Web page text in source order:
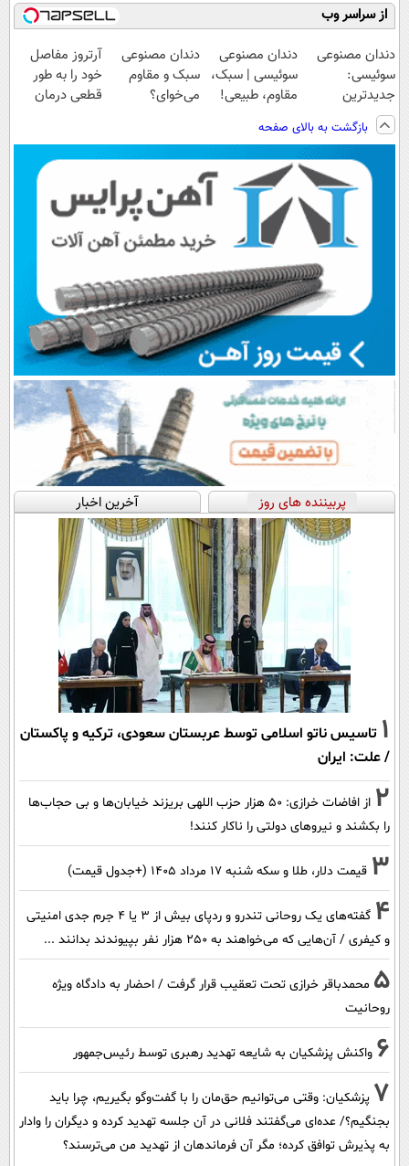
از سراسر وب
دندان مصنوعی
سوئیسی:
جدیدترین
فناوری اروپا،
سبک و مقاوم |
پرداخت قسطی
دندان مصنوعی
سوئیسی | سبک،
مقاوم، طبیعی!
رایگان+پرداخت
اقساطی😍
دندان مصنوعی
سبک و مقاوم
می‌خوای؟
📍تهران
آرتروز مفاصل
خود را به طور
قطعی درمان
بازگشت به بالای صفحه
پربیننده های روز آخرین اخبار
1 تاسیس ناتو اسلامی توسط عربستان سعودی، ترکیه و پاکستان
/ علت: ایران
2
از افاضات خرازی: ۵۰ هزار حزب اللهی بریزند خیابان‌ها و بی حجاب‌ها
را بکشند و نیرو‌های دولتی را ناکار کنند!
3 قیمت دلار، طلا و سکه شنبه ۱۷ مرداد ۱۴۰۵ (+جدول قیمت)
4
گفته‌های یک روحانی تندرو و ردپای بیش از ۳ یا ۴ جرم جدی امنیتی
و کیفری / آن‌هایی که می‌خواهند به ۲۵۰ هزار نفر بپیوندند بدانند ...
5 محمدباقر خرازی تحت تعقیب قرار گرفت / احضار به دادگاه ویژه
روحانیت
6 واکنش پزشکیان به شایعه تهدید رهبری توسط رئیس‌جمهور
7 پزشکیان: وقتی می‌توانیم حق‌مان را با گفت‌وگو بگیریم، چرا باید
بجنگیم؟/ عده‌ای می‌گفتند فلانی در آن جلسه تهدید کرده و دیگران را وادار
به پذیرش توافق کرده؛ مگر آن فرماندهان از تهدید من می‌ترسند؟